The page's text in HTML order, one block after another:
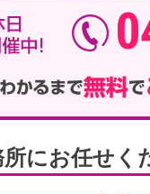
にお任せく